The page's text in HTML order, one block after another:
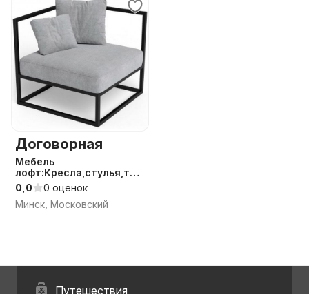
Договорная
Мебель
лофт:Кресла,стулья,таб
уреты,барные
0,0
0 оценок
Минск, Московский
Путешествия